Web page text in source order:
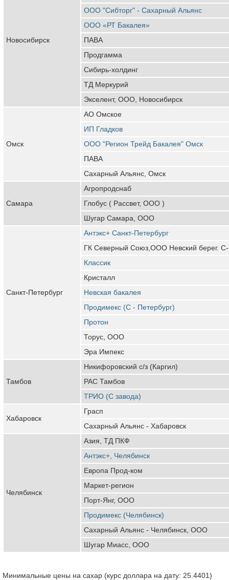
Новосибирск
ООО "Сибторг" - Сахарный Альянс
ООО «РТ Бакалея»
ПАВА
Продгамма
Сибирь-холдинг
ТД Меркурий
Экселент, ООО, Новосибирск
Омск
АО Омское
ИП Гладков
ООО "Регион Трейд Бакалея" Омск
ПАВА
Сахарный Альянс, Омск
Самара
Агропродснаб
Глобус ( Рассвет, ООО )
Шугар Самара, ООО
Санкт-Петербург
Антэкс+ Санкт-Петербург
ГК Северный Союз,ООО Невский берег. С-
Классик
Кристалл
Невская бакалея
Продимекс (С - Петербург)
Протон
Торус, ООО
Эра Импекс
Тамбов
Никифоровский с/з (Каргил)
РАС Тамбов
ТРИО (С завода)
Хабаровск
Грасп
Сахарный Альянс - Хабаровск
Челябинск
Азия, ТД ПКФ
Антэкс+, Челябинск
Европа Прод-ком
Маркет-регион
Порт-Янг, ООО
Продимекс (Челябинск)
Сахарный Альянс - Челябинск, ООО
Шугар Миасс, ООО
Минимальные цены на сахар (курс доллара на дату: 25.4401)